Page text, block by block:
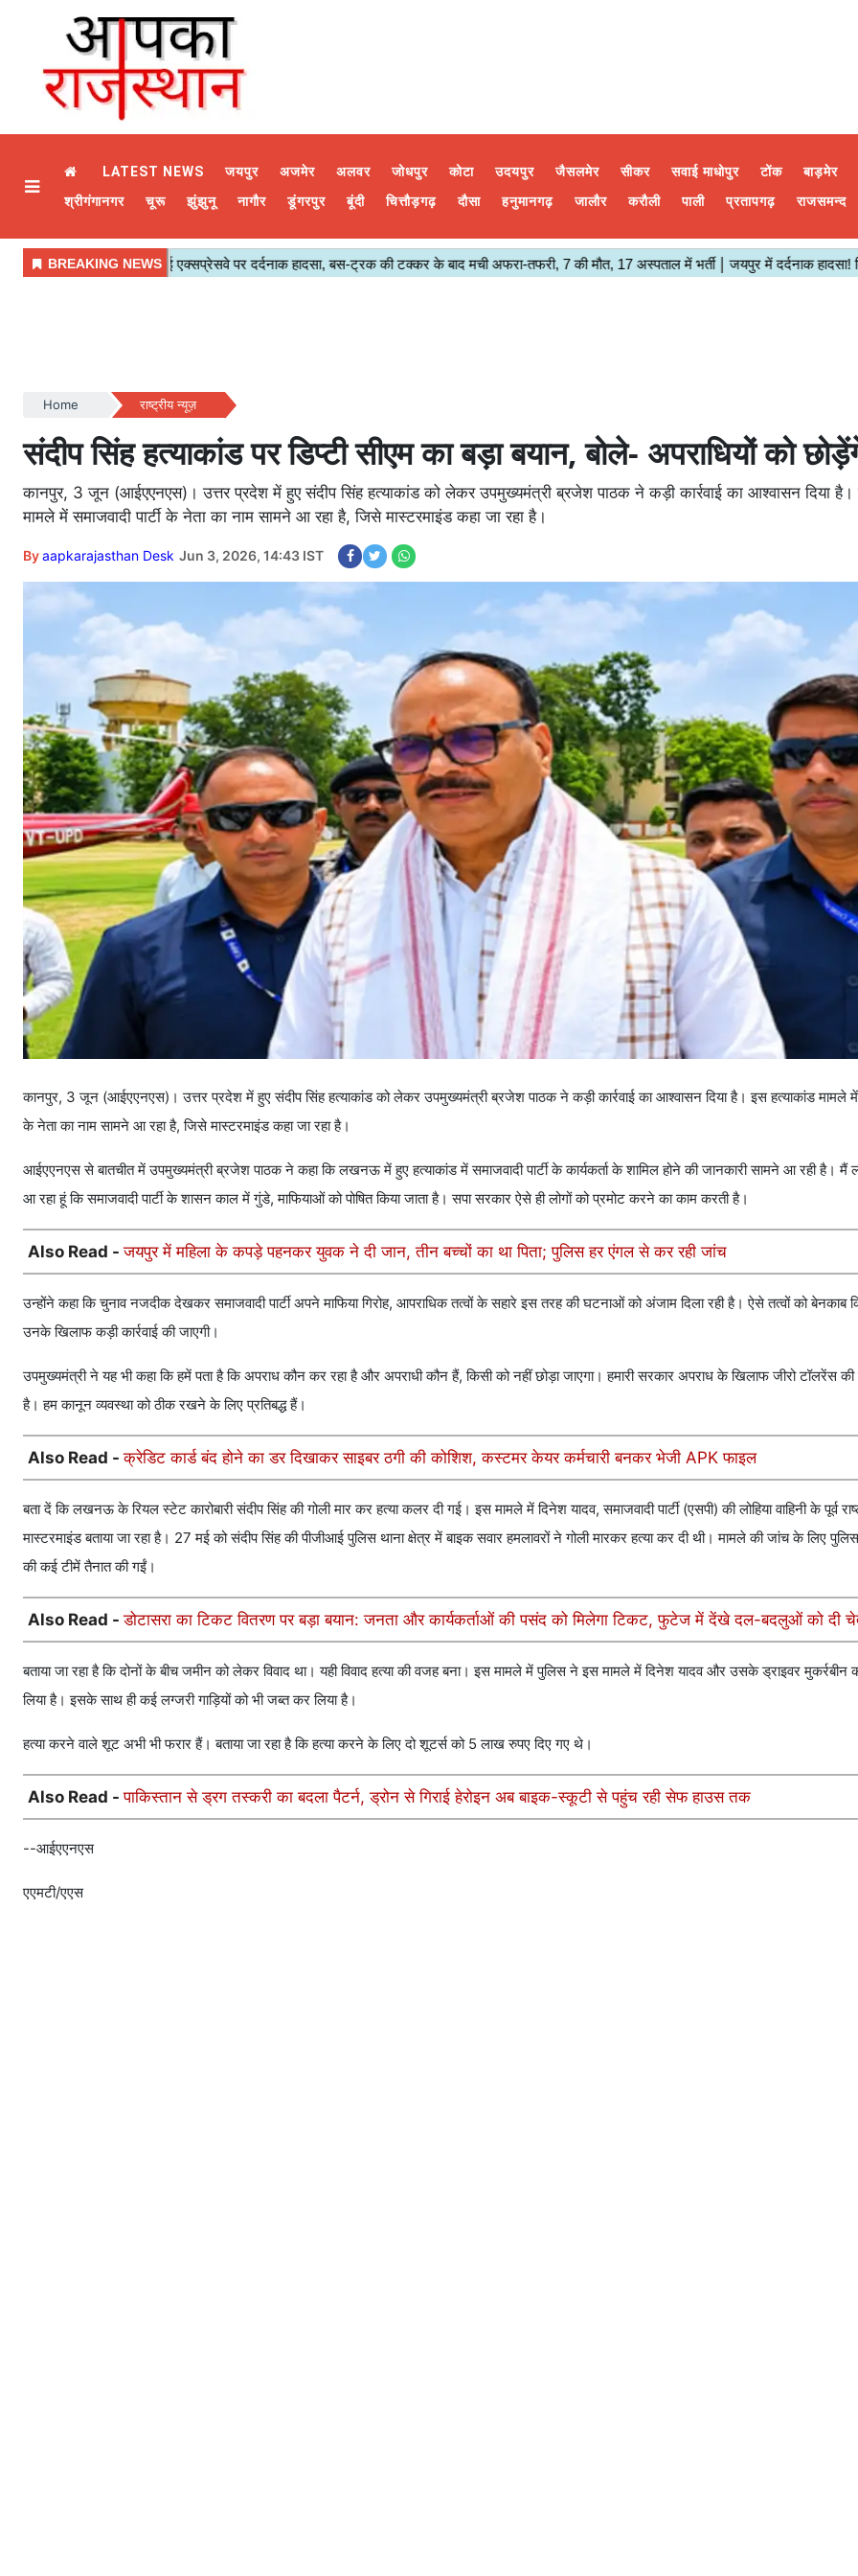
LATEST NEWS जयपुर अजमेर अलवर जोधपुर कोटा उदयपुर जैसलमेर सीकर सवाई माधोपुर टोंक बाड़मेर
श्रीगंगानगर
चूरू झुंझुनू नागौर डूंगरपुर बूंदी चित्तौड़गढ़ दौसा हनुमानगढ़ जालौर करौली पाली प्रतापगढ़ राजसमन्द
Home राष्ट्रीय न्यूज़
संदीप सिंह हत्याकांड पर डिप्टी सीएम का बड़ा बयान, बोले- अपराधियों को
कानपुर, 3 जून (आईएएनएस)। उत्तर प्रदेश में हुए संदीप सिंह हत्याकांड को लेकर उपमुख्यमंत्री ब्रजेश पाठक ने कड़ी कार्रवाई का आश्वासन दिया है।
मामले में समाजवादी पार्टी के नेता का नाम सामने आ रहा है, जिसे मास्टरमाइंड कहा जा रहा है।
Byaapkarajasthan Desk Jun 3, 2026, 14:43 IST
कानपुर, 3 जून (आईएएनएस)। उत्तर प्रदेश में हुए संदीप सिंह हत्याकांड को लेकर उपमुख्यमंत्री ब्रजेश पाठक ने कड़ी कार्रवाई का आश्वासन दिया है। इस हत्याकांड मामले में
के नेता का नाम सामने आ रहा है, जिसे मास्टरमाइंड कहा जा रहा है।
आईएएनएस से बातचीत में उपमुख्यमंत्री ब्रजेश पाठक ने कहा कि लखनऊ में हुए हत्याकांड में समाजवादी पार्टी के कार्यकर्ता के शामिल होने की जानकारी सामने आ रही है। मैं
आ रहा हूं कि समाजवादी पार्टी के शासन काल में गुंडे, माफियाओं को पोषित किया जाता है। सपा सरकार ऐसे ही लोगों को प्रमोट करने का काम करती है।
Also Read -जयपुर में महिला के कपड़े पहनकर युवक ने दी जान, तीन बच्चों का था पिता; पुलिस हर एंगल से कर रही जांच
उन्होंने कहा कि चुनाव नजदीक देखकर समाजवादी पार्टी अपने माफिया गिरोह, आपराधिक तत्वों के सहारे इस तरह की घटनाओं को अंजाम दिला रही है। ऐसे तत्वों को बेनकाब
उनके खिलाफ कड़ी कार्रवाई की जाएगी।
उपमुख्यमंत्री ने यह भी कहा कि हमें पता है कि अपराध कौन कर रहा है और अपराधी कौन हैं, किसी को नहीं छोड़ा जाएगा। हमारी सरकार अपराध के खिलाफ जीरो टॉलरेंस की
है। हम कानून व्यवस्था को ठीक रखने के लिए प्रतिबद्ध हैं।
Also Read -क्रेडिट कार्ड बंद होने का डर दिखाकर साइबर ठगी की कोशिश, कस्टमर केयर कर्मचारी बनकर भेजी APK फाइल
बता दें कि लखनऊ के रियल स्टेट कारोबारी संदीप सिंह की गोली मार कर हत्या कलर दी गई। इस मामले में दिनेश यादव, समाजवादी पार्टी (एसपी) की लोहिया वाहिनी के पूर्व
मास्टरमाइंड बताया जा रहा है। 27 मई को संदीप सिंह की पीजीआई पुलिस थाना क्षेत्र में बाइक सवार हमलावरों ने गोली मारकर हत्या कर दी थी। मामले की जांच के लिए
की कई टीमें तैनात की गईं।
Also Read -डोटासरा का टिकट वितरण पर बड़ा बयान: जनता और कार्यकर्ताओं की पसंद को मिलेगा टिकट, फुटेज में देंखे दल-बदलुओं को दी
बताया जा रहा है कि दोनों के बीच जमीन को लेकर विवाद था। यही विवाद हत्या की वजह बना। इस मामले में पुलिस ने इस मामले में दिनेश यादव और उसके ड्राइवर मुकर्रबीन
लिया है। इसके साथ ही कई लग्जरी गाड़ियों को भी जब्त कर लिया है।
हत्या करने वाले शूट अभी भी फरार हैं। बताया जा रहा है कि हत्या करने के लिए दो शूटर्स को 5 लाख रुपए दिए गए थे।
Also Read -पाकिस्तान से ड्रग तस्करी का बदला पैटर्न, ड्रोन से गिराई हेरोइन अब बाइक-स्कूटी से पहुंच रही सेफ हाउस तक
--आईएएनएस
एएमटी/एएस